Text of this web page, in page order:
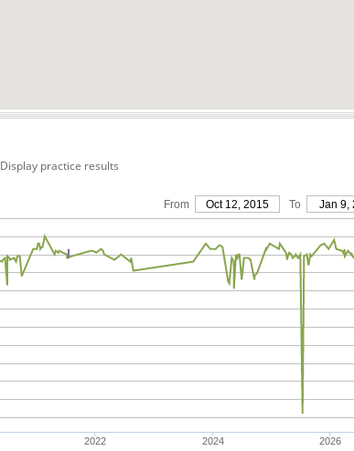
Display practice results
From Oct 12, 2015 To Jan 9,
2022 2024 2026